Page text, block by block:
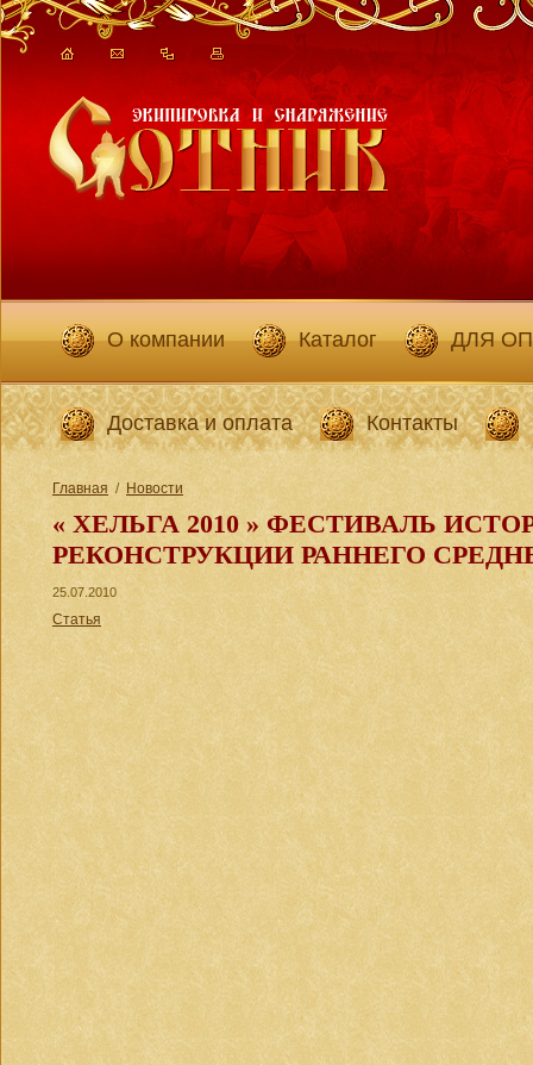
О компании Каталог ДЛЯ
Доставка и оплата Контакты
Главная / Новости
« ХЕЛЬГА 2010 » ФЕСТИВАЛЬ
РЕКОНСТРУКЦИИ РАННЕГО
25.07.2010
Статья